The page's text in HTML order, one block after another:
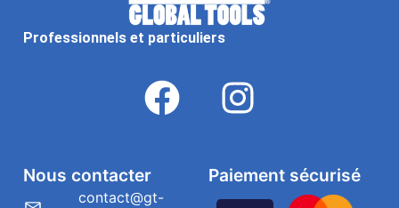
Professionnels et particuliers
Paiement sécurisé
Nous contacter
contact@gt-